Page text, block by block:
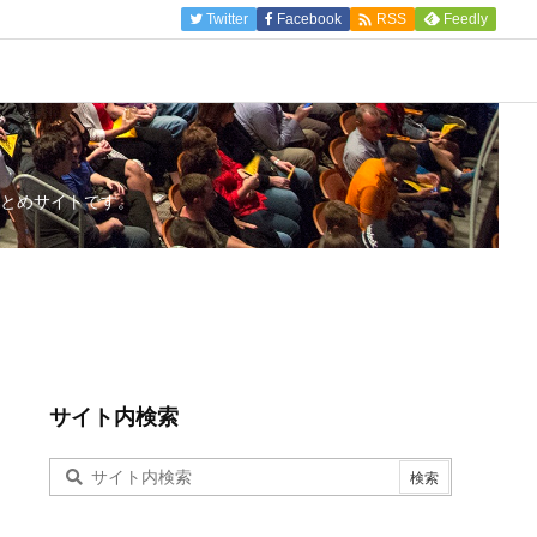
Twitter Facebook  RSS Feedly
めサイトです。
サイト内検索